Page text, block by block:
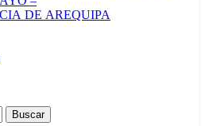
DE AREQUIPA